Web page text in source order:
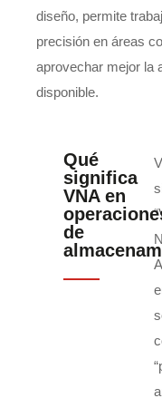
diseño, permite
precisión en áreas
aprovechar mejor la
disponible.
Qué
significa
VNA en
de